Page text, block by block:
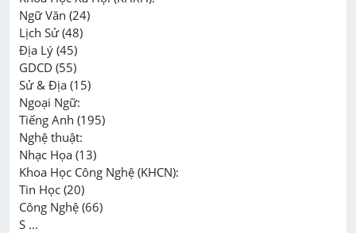
Ngữ Văn (24)
Lịch Sử (48)
Địa Lý (45)
GDCD (55)
Sử & Địa (15)
Ngoại Ngữ:
Tiếng Anh (195)
Nghệ thuật:
Nhạc Họa (13)
Khoa Học Công Nghệ (KHCN):
Tin Học (20)
Công Nghệ (66)
S ...